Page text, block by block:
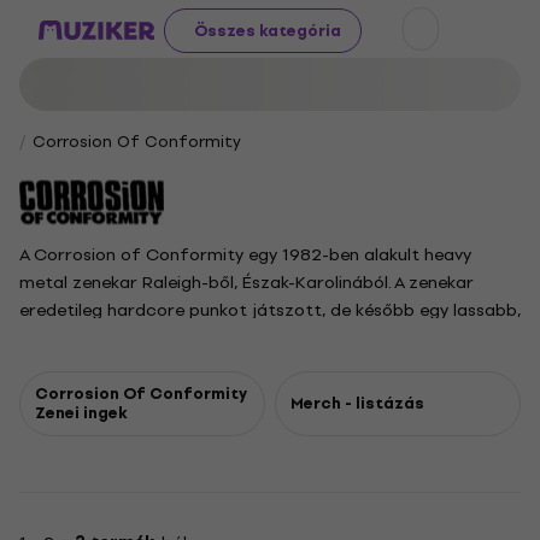
Összes kategória
Corrosion Of Conformity
A Corrosion of Conformity egy 1982-ben alakult heavy
metal zenekar Raleigh-ből, Észak-Karolinából. A zenekar
eredetileg hardcore punkot játszott, de később egy lassabb,
az egyetlen állandó tag. A zenekar legismertebb felállása
Weatherman, Mike Dean basszusgitáros, Reed Mullin dobos
posztot, Dean pedig 2024-ben ismét távozott. A Corrosion
Corrosion Of Conformity
Zenei ingek Merch - listázás